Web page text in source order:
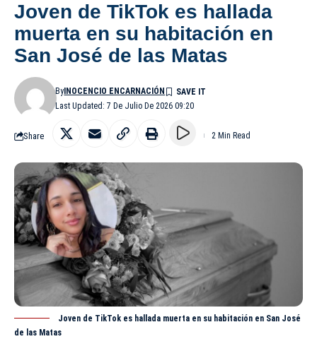
Joven de TikTok es hallada
muerta en su habitación en
San José de las Matas
Last Updated: 7 De Julio De 2026 09:20
ByINOCENCIO ENCARNACIÓN
Share 2 Min Read
Joven de TikTok es hallada muerta en su habitación en San José
de las Matas